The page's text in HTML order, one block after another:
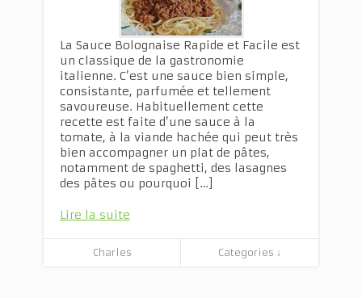
La Sauce Bolognaise Rapide et Facile est
un classique de la gastronomie
italienne. C’est une sauce bien simple,
consistante, parfumée et tellement
savoureuse. Habituellement cette
recette est faite d’une sauce à la
tomate, à la viande hachée qui peut très
bien accompagner un plat de pâtes,
notamment de spaghetti, des lasagnes
des pâtes ou pourquoi […]
Lire la suite
Charles Categories ↓